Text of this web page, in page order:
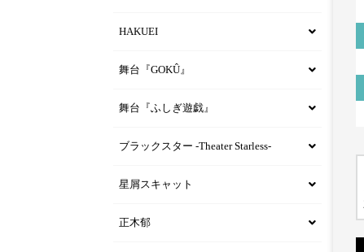
HAKUEI
舞台『GOKÛ』
舞台『ふしぎ遊戯』
ブラックスター -Theater Starless-
星屑スキャット
正木郁